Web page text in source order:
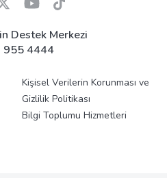
Destek Merkezi
955 4444
Kişisel Verilerin Korunması ve
Gizlilik Politikası
Bilgi Toplumu Hizmetleri